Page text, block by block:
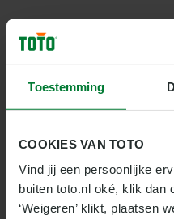
Toestemming
COOKIES VAN TOTO
Vind jij een persoonlijke
buiten toto.nl oké, klik dan
‘Weigeren’ klikt, plaatsen